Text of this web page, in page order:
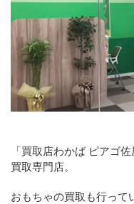
「買取店わかば ピアゴ
買取専門店。
おもちゃの買取も行って